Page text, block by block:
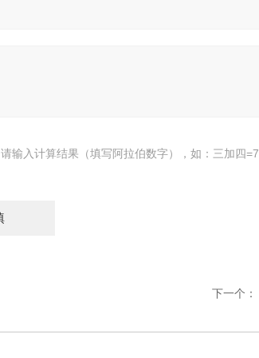
请输入计算结果（填写阿拉伯数字），如：三加四=7
下一个：